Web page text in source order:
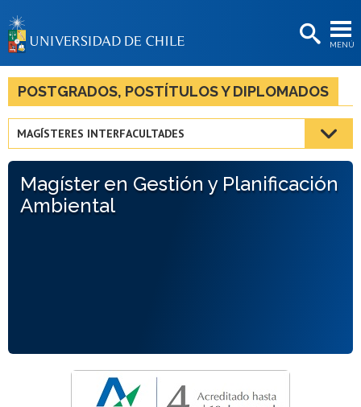
MENÚ
BIBLIOTECAS
LA UNIVERSIDAD
Estudiantes
Académicas/os
POSTGRADOS, POSTÍTULOS Y DIPLOMADOS
MAGÍSTERES INTERFACULTADES
Magíster en Gestión y Planificación
Ambiental